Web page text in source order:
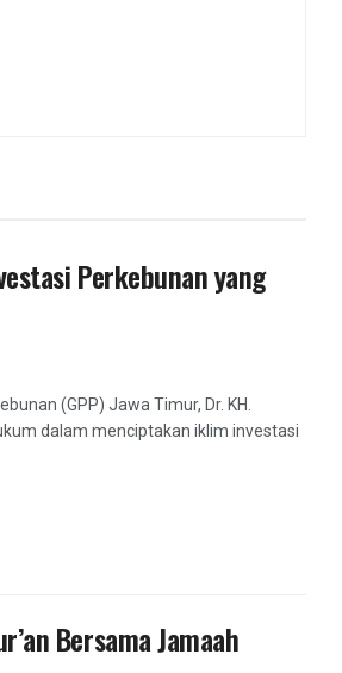
Perkebunan yang
(GPP) Jawa Timur, Dr. KH.
dalam menciptakan iklim investasi
Bersama Jamaah